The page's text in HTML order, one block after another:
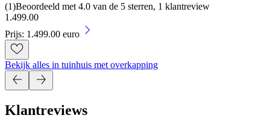
(1)Beoordeeld met 4.0 van de 5 sterren, 1 klantreview
1 .499.00
Prijs: 1.499.00 euro
Bekijk alles in tuinhuis met overkapping
Klantreviews